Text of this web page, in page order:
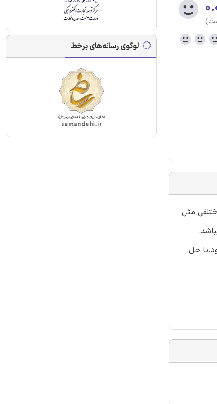
مثل
حل
لوگوی رسانه‌های برخط